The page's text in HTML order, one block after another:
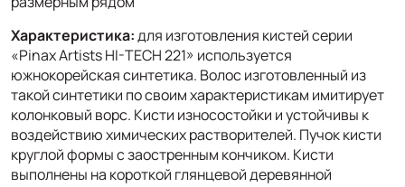
Характеристика:для изготовления кистей серии
«Pinax Artists HI-TECH 221» используется
южнокорейская синтетика. Волос изготовленный из
такой синтетики по своим характеристикам имитирует
колонковый ворс. Кисти износостойки и устойчивы к
воздействию химических растворителей. Пучок кисти
круглой формы с заостренным кончиком. Кисти
выполнены на короткой глянцевой деревянной